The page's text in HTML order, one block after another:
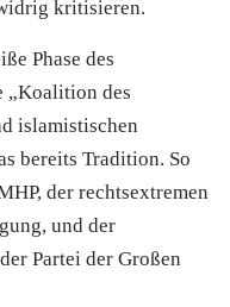
kritisieren.
Phase des
„Koalition des
islamistischen
bereits Tradition. So
der rechtsextremen
und der
Partei der Großen